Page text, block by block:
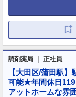
調剤薬局 ｜ 正社員
【大田区/蒲田駅
可能★年間休日
アットホームな雰